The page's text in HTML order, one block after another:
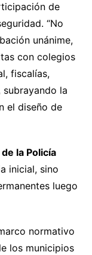
de
“No
unánime,
con colegios
fiscalías,
subrayando la
el diseño de
la Policía
inicial, sino
luego
normativo
los municipios